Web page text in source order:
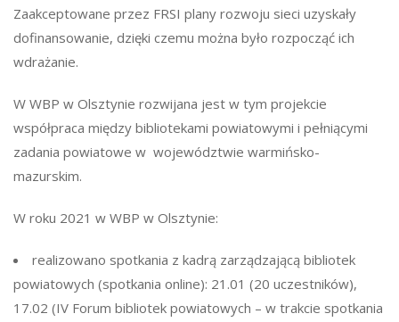
Zaakceptowane przez FRSI plany rozwoju sieci uzyskały
dofinansowanie, dzięki czemu można było rozpocząć ich
wdrażanie.
W WBP w Olsztynie rozwijana jest w tym projekcie
współpraca między bibliotekami powiatowymi i pełniącymi
zadania powiatowe w województwie warmińsko-
mazurskim.
W roku 2021 w WBP w Olsztynie:
realizowano spotkania z kadrą zarządzającą bibliotek
powiatowych (spotkania online): 21.01 (20 uczestników),
17.02 (IV Forum bibliotek powiatowych – w trakcie spotkania